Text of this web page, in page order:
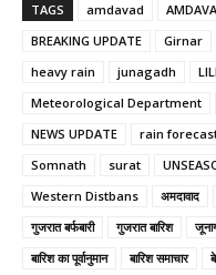
TAGS amdavad
BREAKING UPDATE
Girnar
heavy rain
junagadh
Meteorological Department
NEWS UPDATE
rain
Somnath
surat
Western Distbans
अमदावाद
गुजरात बर्फबारी
गुजरात बारिश
बारिश का पूर्वानुमान
बारिश समाचार